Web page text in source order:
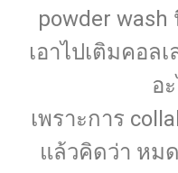
powder
เอาไปเติมคอล
อ
เพราะการ
แล้วคิดว่า หม